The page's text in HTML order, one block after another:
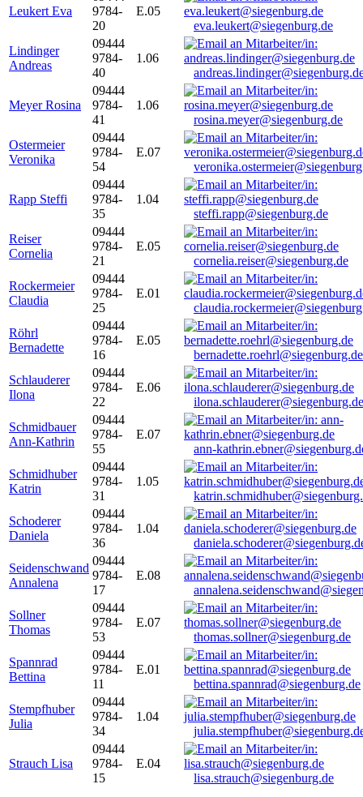
Leukert Eva
9784-
20
E.05
eva.leukert@siegenburg.de
Lindinger
Andreas
09444
9784-
40
1.06
Meyer Rosina
09444
9784-
41
1.06
rosina.meyer@siegenburg.de
Ostermeier
Veronika
09444
9784-
54
E.07
Rapp Steffi
09444
9784-
35
1.04
steffi.rapp@siegenburg.de
Reiser
Cornelia
09444
9784-
21
E.05
cornelia.reiser@siegenburg.de
Rockermeier
Claudia
09444
9784-
25
E.01
Röhrl
Bernadette
09444
9784-
16
E.05
bernadette.roehrl@siegenburg.de
Schlauderer
Ilona
09444
9784-
22
E.06
ilona.schlauderer@siegenburg.de
Schmidbauer
Ann-Kathrin
09444
9784-
55
E.07
ann-
Schmidhuber
Katrin
09444
9784-
31
1.05
Schoderer
Daniela
09444
9784-
36
1.04
Seidenschwand
Annalena
09444
9784-
17
E.08
Sollner
Thomas
09444
9784-
53
E.07
thomas.sollner@siegenburg.de
Spannrad
Bettina
09444
9784-
11
E.01
bettina.spannrad@siegenburg.de
Stempfhuber
Julia
09444
9784-
34
1.04
Strauch Lisa
09444
9784-
15
E.04
lisa.strauch@siegenburg.de